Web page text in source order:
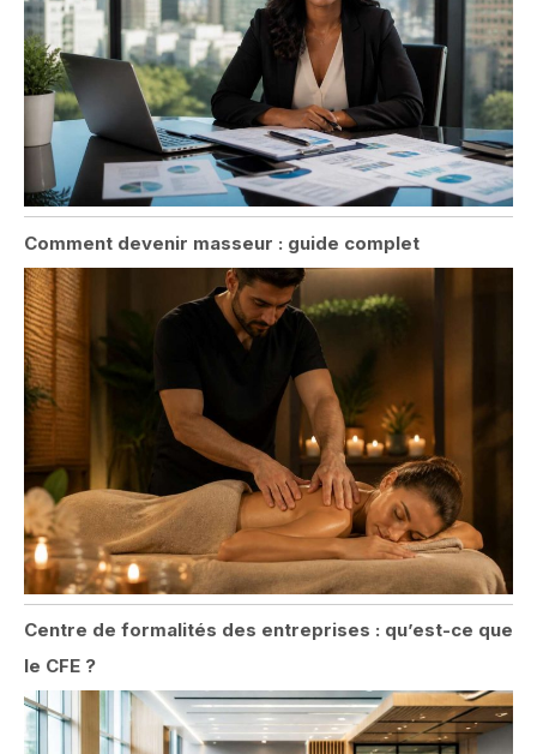
Comment devenir masseur : guide complet
Centre de formalités des entreprises : qu’est-ce que
le CFE ?